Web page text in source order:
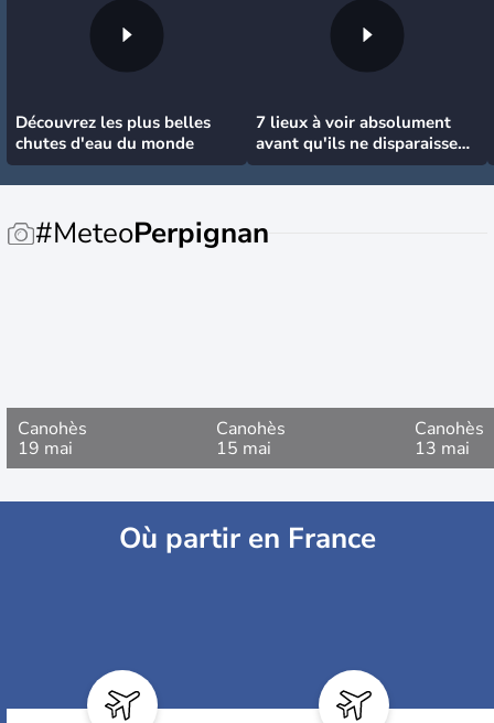
Découvrez les plus belles
chutes d'eau du monde
7 lieux à voir absolument
avant qu'ils ne disparaissent
!
#MeteoPerpignan
Canohès
19 mai
Canohès
15 mai
Canohès
13 mai
Où partir en France